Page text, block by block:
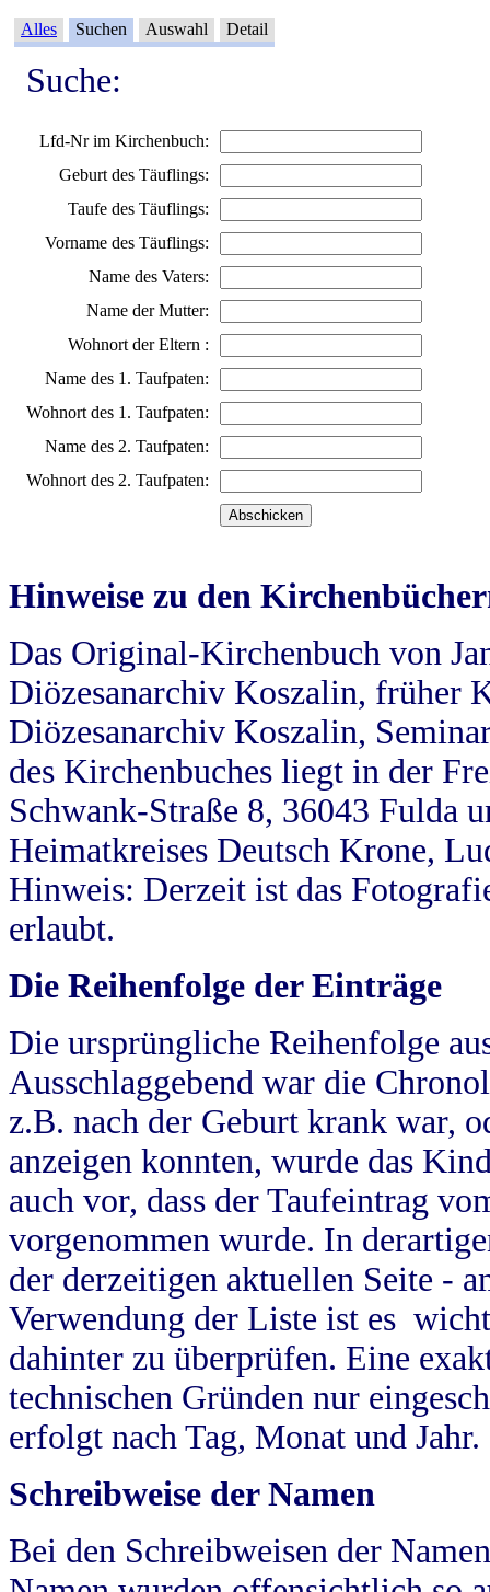
Alles Suchen Auswahl Detail
Suche:
Lfd-Nr im Kirchenbuch:
Geburt des Täuflings:
Taufe des Täuflings:
Vorname des Täuflings:
Name des Vaters:
Name der Mutter:
Wohnort der Eltern :
Name des 1. Taufpaten:
Wohnort des 1. Taufpaten:
Name des 2. Taufpaten:
Wohnort des 2. Taufpaten:
Hinweise zu den
Das Original-Kirchenbuch von
Diözesanarchiv Koszalin, früher
Diözesanarchiv Koszalin,
des Kirchenbuches liegt in der
Schwank-Straße 8, 36043 Fulda
Heimatkreises Deutsch Krone,
Hinweis: Derzeit ist das
erlaubt.
Die Reihenfolge der Einträge
Die ursprüngliche Reihenfolge
Ausschlaggebend war die
z.B. nach der Geburt krank war,
anzeigen konnten, wurde das
auch vor, dass der Taufeintrag
vorgenommen wurde. In
der derzeitigen aktuellen Seite -
Verwendung der Liste ist es
dahinter zu überprüfen. Eine
technischen Gründen nur
erfolgt nach Tag, Monat und Jahr.
Schreibweise der Namen
Bei den Schreibweisen der